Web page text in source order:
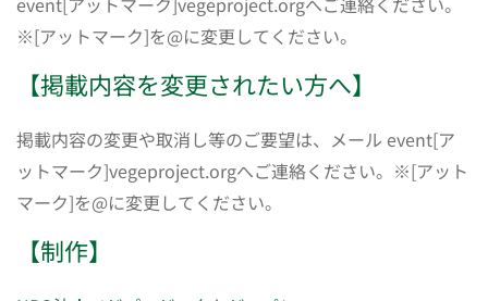
※[アットマーク]を@に変更してください。
【掲載内容を変更されたい方へ】
掲載内容の変更や取消し等のご要望は、メール event[ア
ットマーク]vegeproject.orgへご連絡ください。※[アット
マーク]を@に変更してください。
【制作】